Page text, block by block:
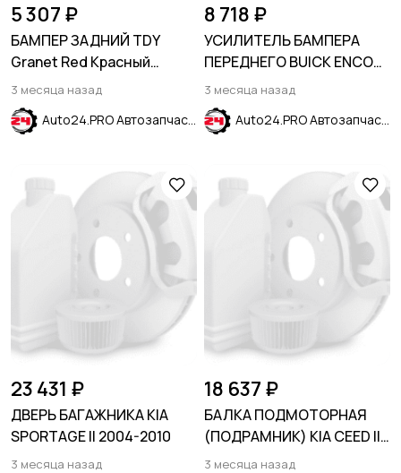
5 307 ₽
БАМПЕР ЗАДНИЙ TDY
Granet Red Красный
гранат перламутр
HYUNDAI SOLARIS 2011-
2014
3 месяца назад
Auto24.PRO Автозапчасти
8 718 ₽
УСИЛИТЕЛЬ БАМПЕРА
ПЕРЕДНЕГО BUICK ENCORE
2016-2023
3 месяца назад
Auto24.PRO Автозапчасти
23 431 ₽
ДВЕРЬ БАГАЖНИКА KIA
SPORTAGE II 2004-2010
3 месяца назад
18 637 ₽
БАЛКА ПОДМОТОРНАЯ
(ПОДРАМНИК) KIA CEED II
2012-2018
3 месяца назад